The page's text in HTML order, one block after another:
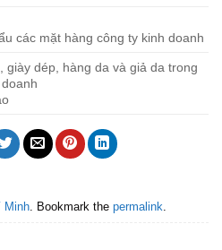
các mặt hàng công ty kinh doanh
giày dép, hàng da và giả da trong
Minh . Bookmark the permalink